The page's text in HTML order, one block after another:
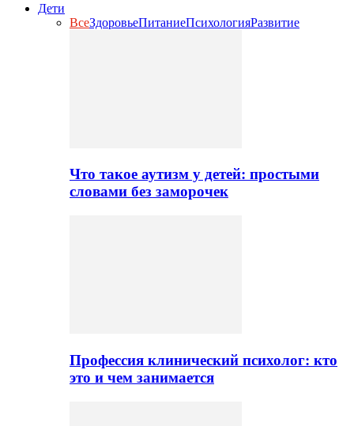
Дети
ВсеЗдоровьеПитаниеПсихологияРазвитие
Что такое аутизм у детей: простыми
словами без заморочек
Профессия клинический психолог: кто
это и чем занимается